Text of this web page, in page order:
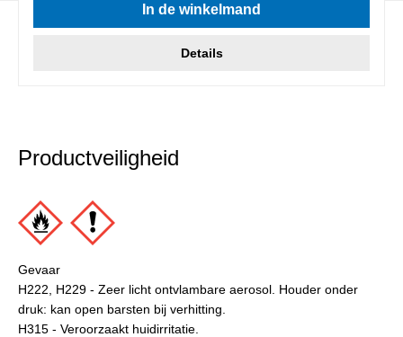
In de winkelmand
Details
Productveiligheid
Gevaar
H222, H229 - Zeer licht ontvlambare aerosol. Houder onder
druk: kan open barsten bij verhitting.
H315 - Veroorzaakt huidirritatie.